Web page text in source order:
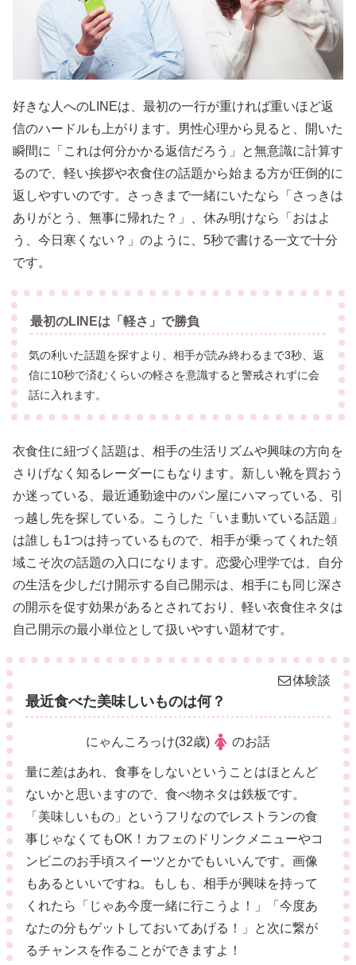
好きな人へのLINEは、最初の一行が重ければ重いほど返
信のハードルも上がります。男性心理から見ると、開いた
瞬間に「これは何分かかる返信だろう」と無意識に計算す
るので、軽い挨拶や衣食住の話題から始まる方が圧倒的に
返しやすいのです。さっきまで一緒にいたなら「さっきは
ありがとう、無事に帰れた？」、休み明けなら「おはよ
う、今日寒くない？」のように、5秒で書ける一文で十分
です。
最初のLINEは「軽さ」で勝負
気の利いた話題を探すより、相手が読み終わるまで3秒、返
信に10秒で済むくらいの軽さを意識すると警戒されずに会
話に入れます。
衣食住に紐づく話題は、相手の生活リズムや興味の方向を
さりげなく知るレーダーにもなります。新しい靴を買おう
か迷っている、最近通勤途中のパン屋にハマっている、引
っ越し先を探している。こうした「いま動いている話題」
は誰しも1つは持っているもので、相手が乗ってくれた領
域こそ次の話題の入口になります。恋愛心理学では、自分
の生活を少しだけ開示する自己開示は、相手にも同じ深さ
の開示を促す効果があるとされており、軽い衣食住ネタは
自己開示の最小単位として扱いやすい題材です。
体験談
最近食べた美味しいものは何？
にゃんころっけ(32歳) のお話
量に差はあれ、食事をしないということはほとんど
ないかと思いますので、食べ物ネタは鉄板です。
「美味しいもの」というフリなのでレストランの食
事じゃなくてもOK！カフェのドリンクメニューやコ
ンビニのお手頃スイーツとかでもいいんです。画像
もあるといいですね。もしも、相手が興味を持って
くれたら「じゃあ今度一緒に行こうよ！」「今度あ
なたの分もゲットしておいてあげる！」と次に繋が
るチャンスを作ることができますよ！